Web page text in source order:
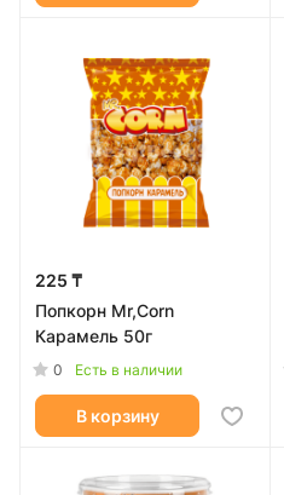
225 ₸
Попкорн Mr,Corn
Карамель 50г
0 Есть в наличии
В корзину